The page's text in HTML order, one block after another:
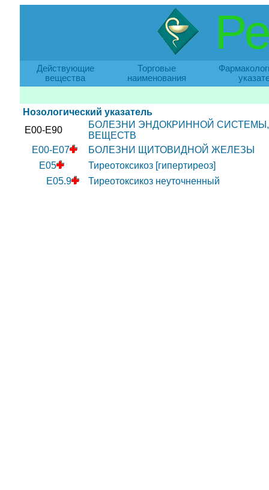
Действующие
вещества
Торговые
наименования
Нозологический указатель
E00-E90
БОЛЕЗНИ ЭНДОКРИННОЙ
ВЕЩЕСТВ
E00-E07
БОЛЕЗНИ ЩИТОВИДНОЙ ЖЕЛЕЗЫ
E05
Тиреотоксикоз [гипертиреоз]
E05.9
Тиреотоксикоз неуточненный